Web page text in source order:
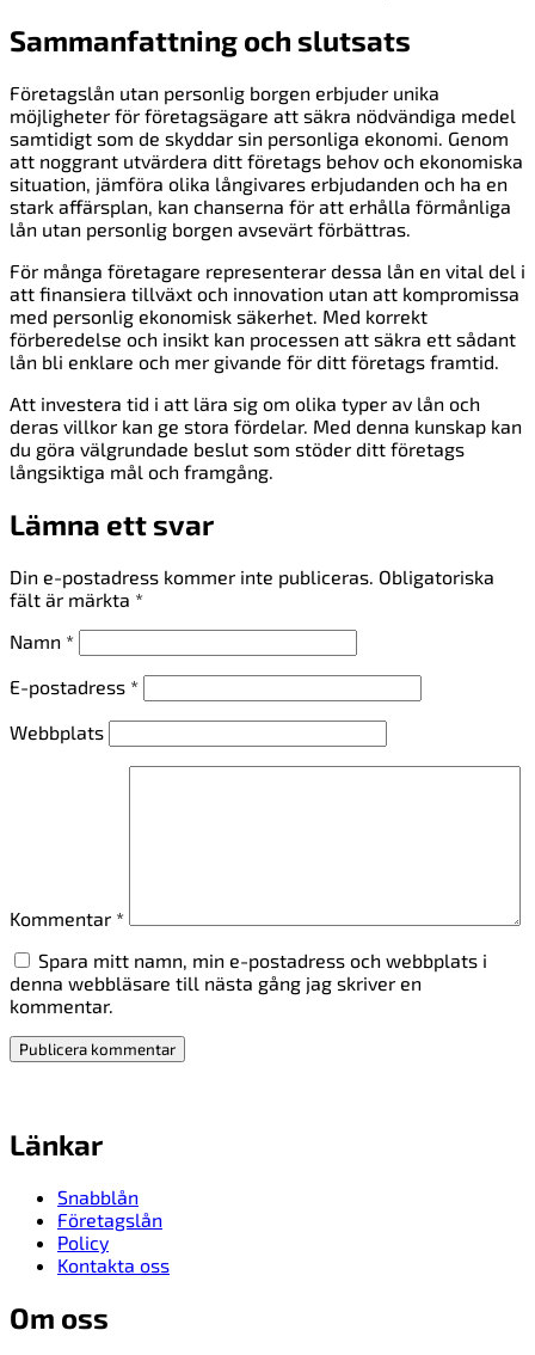
Sammanfattning och slutsats
Företagslån utan personlig borgen erbjuder unika
möjligheter för företagsägare att säkra nödvändiga medel
samtidigt som de skyddar sin personliga ekonomi. Genom
att noggrant utvärdera ditt företags behov och ekonomiska
situation, jämföra olika långivares erbjudanden och ha en
stark affärsplan, kan chanserna för att erhålla förmånliga
lån utan personlig borgen avsevärt förbättras.
För många företagare representerar dessa lån en vital del i
att finansiera tillväxt och innovation utan att kompromissa
med personlig ekonomisk säkerhet. Med korrekt
förberedelse och insikt kan processen att säkra ett sådant
lån bli enklare och mer givande för ditt företags framtid.
Att investera tid i att lära sig om olika typer av lån och
deras villkor kan ge stora fördelar. Med denna kunskap kan
du göra välgrundade beslut som stöder ditt företags
långsiktiga mål och framgång.
Lämna ett svar
Din e-postadress kommer inte publiceras. Obligatoriska
fält är märkta *
Namn *
E-postadress *
Webbplats
Kommentar *
Spara mitt namn, min e-postadress och webbplats i
denna webbläsare till nästa gång jag skriver en
kommentar.
Länkar
Snabblån
Företagslån
Policy
Kontakta oss
Om oss